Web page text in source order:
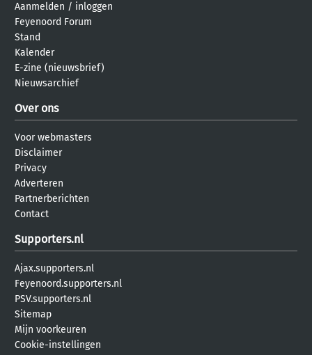
Aanmelden / inloggen
Feyenoord Forum
Stand
Kalender
E-zine (nieuwsbrief)
Nieuwsarchief
Over ons
Voor webmasters
Disclaimer
Privacy
Adverteren
Partnerberichten
Contact
Supporters.nl
Ajax.supporters.nl
Feyenoord.supporters.nl
PSV.supporters.nl
Sitemap
Mijn voorkeuren
Cookie-instellingen